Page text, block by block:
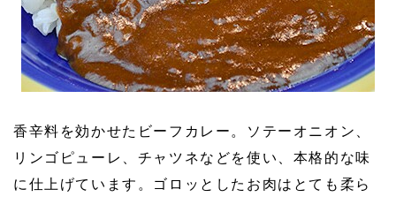
香辛料を効かせたビーフカレー。ソテーオニオン、
リンゴピューレ、チャツネなどを使い、本格的な味
に仕上げています。ゴロッとしたお肉はとても柔ら